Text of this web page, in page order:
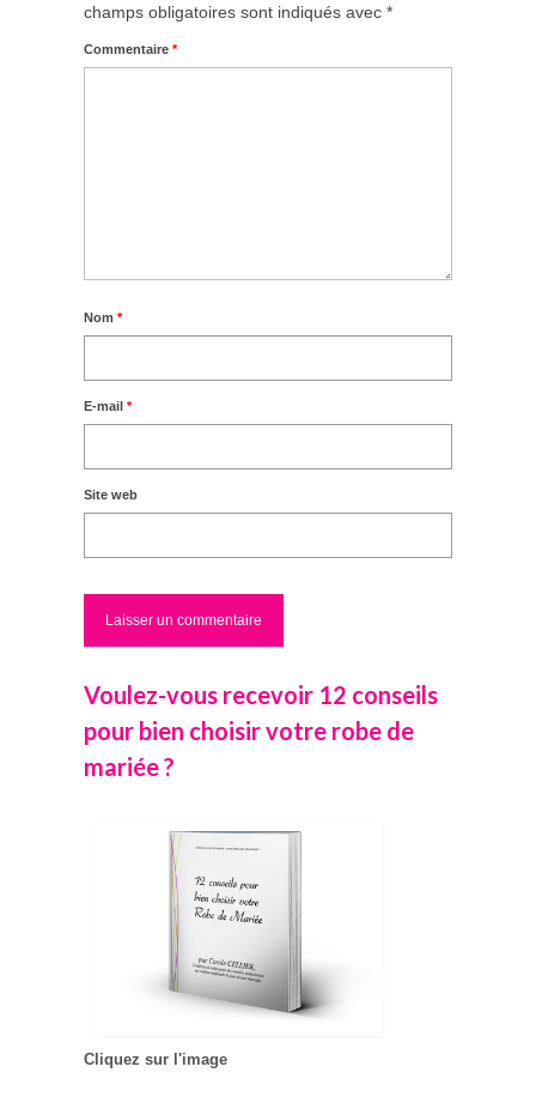
champs obligatoires sont indiqués avec *
Commentaire *
Nom *
E-mail *
Site web
Voulez-vous recevoir 12 conseils
pour bien choisir votre robe de
mariée ?
Cliquez sur l'image